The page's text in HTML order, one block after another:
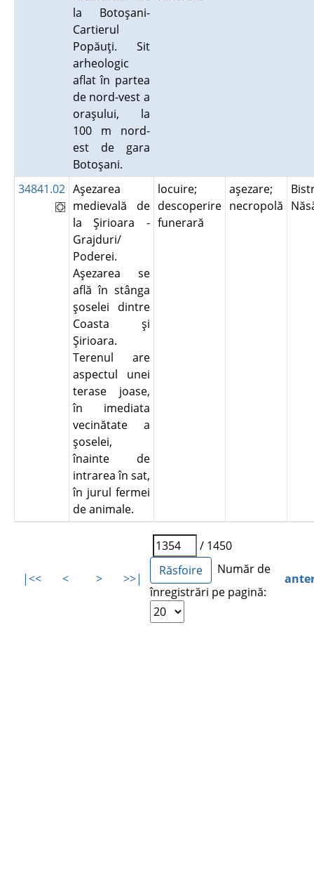
la Botoşani-
Cartierul
Popăuţi. Sit
arheologic
aflat în partea
de nord-vest a
oraşului, la
100 m nord-
est de gara
Botoşani.
34841.02 Aşezarea
medievală de
la Şirioara -
Grajduri/
Poderei.
Aşezarea se
află în stânga
şoselei dintre
Coasta şi
Şirioara.
Terenul are
aspectul unei
terase joase,
în imediata
vecinătate a
şoselei,
înainte de
intrarea în sat,
în jurul fermei
de animale.
locuire;
descoperire
funerară
aşezare;
necropolă
|<< < > >>|
/ 1450
Număr de
înregistrări pe pagină: